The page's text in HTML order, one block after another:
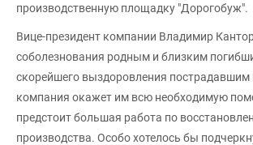
производственную площадку "Дорогобуж".
Вице-президент компании Владимир
соболезнования родным и близким
скорейшего выздоровления пострадавшим
компания окажет им всю необходимую
предстоит большая работа по
производства. Особо хотелось бы